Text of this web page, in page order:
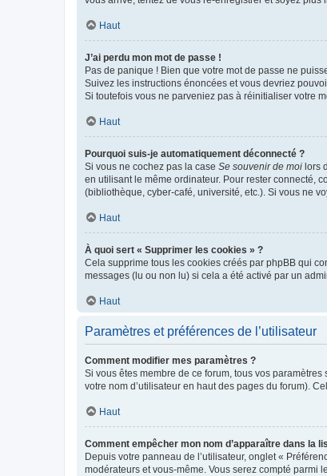
Haut
J’ai perdu mon mot de passe !
Pas de panique ! Bien que votre mot de passe ne
Suivez les instructions énoncées et vous devriez
Si toutefois vous ne parveniez pas à réinitialiser votre
Haut
Pourquoi suis-je automatiquement déconnecté ?
Si vous ne cochez pas la case Se souvenir de moi lors
en utilisant le même ordinateur. Pour rester connecté,
(bibliothèque, cyber-café, université, etc.). Si vous ne
Haut
À quoi sert « Supprimer les cookies » ?
Cela supprime tous les cookies créés par phpBB qui
messages (lu ou non lu) si cela a été activé par un
Haut
Paramètres et préférences de l’utilisateur
Comment modifier mes paramètres ?
Si vous êtes membre de ce forum, tous vos
votre nom d’utilisateur en haut des pages du forum).
Haut
Comment empêcher mon nom d’apparaître dans la
Depuis votre panneau de l’utilisateur, onglet «
modérateurs et vous-même. Vous serez compté parmi